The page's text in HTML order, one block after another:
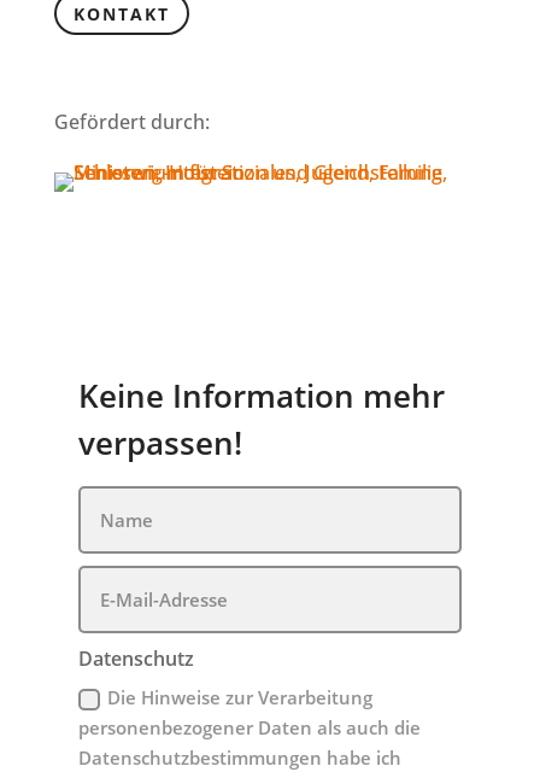
KONTAKT
Gefördert durch:
Keine Information mehr
verpassen!
Datenschutz
Die Hinweise zur Verarbeitung
personenbezogener Daten als auch die
Datenschutzbestimmungen habe ich